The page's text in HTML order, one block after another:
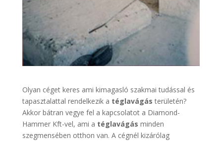
Olyan céget keres ami kimagasló szakmai tudással és
tapasztalattal rendelkezik a téglavágás területén?
Akkor bátran vegye fel a kapcsolatot a Diamond-
Hammer Kft-vel, ami a téglavágás minden
szegmensében otthon van. A cégnél kizárólag